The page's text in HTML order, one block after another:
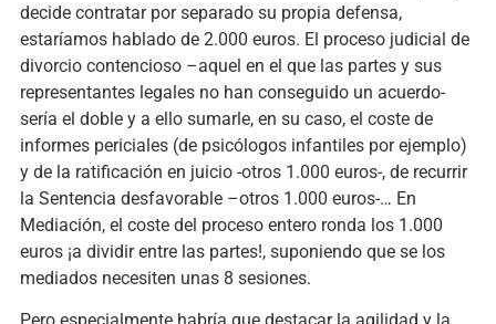
decide contratar por separado su propia defensa,
estaríamos hablado de 2.000 euros. El proceso judicial de
divorcio contencioso –aquel en el que las partes y sus
representantes legales no han conseguido un acuerdo-
sería el doble y a ello sumarle, en su caso, el coste de
informes periciales (de psicólogos infantiles por ejemplo)
y de la ratificación en juicio -otros 1.000 euros-, de recurrir
la Sentencia desfavorable –otros 1.000 euros-… En
Mediación, el coste del proceso entero ronda los 1.000
euros ¡a dividir entre las partes!, suponiendo que se los
mediados necesiten unas 8 sesiones.